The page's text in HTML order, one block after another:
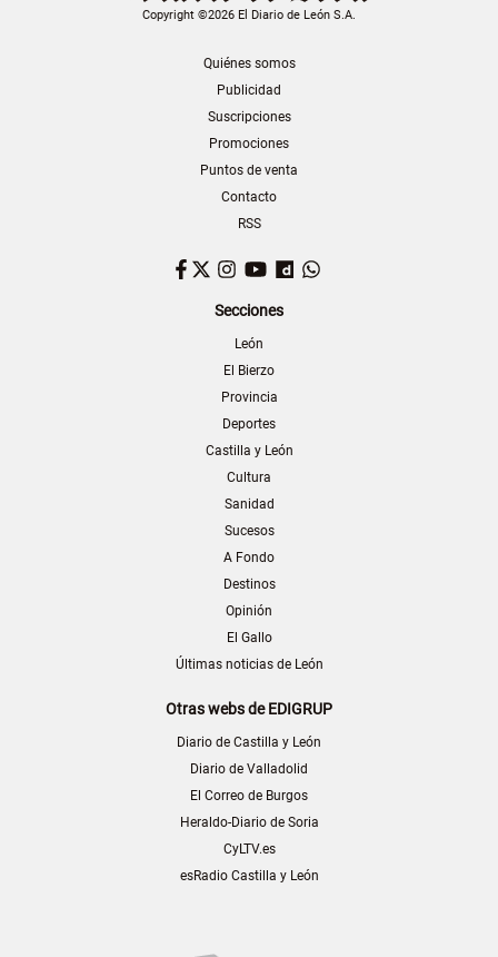
Copyright ©2026 El Diario de León S.A.
Quiénes somos
Publicidad
Suscripciones
Promociones
Puntos de venta
Contacto
RSS
Facebook
TwitterInstagram
YouTubeDailymotion
Secciones
León
El Bierzo
Provincia
Deportes
Castilla y León
Cultura
Sanidad
Sucesos
A Fondo
Destinos
Opinión
El Gallo
Últimas noticias de León
Otras webs de EDIGRUP
Diario de Castilla y León
Diario de Valladolid
El Correo de Burgos
Heraldo-Diario de Soria
CyLTV.es
esRadio Castilla y León